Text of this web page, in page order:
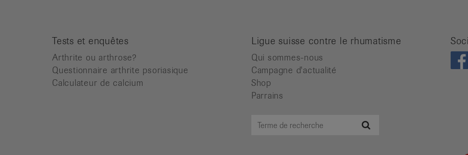
Tests et enquêtes
Arthrite ou arthrose?
Questionnaire arthrite psoriasique
Calculateur de calcium
Ligue suisse contre le rhumatisme
Qui sommes-nous
Campagne d'actualité
Shop
Parrains
Terme